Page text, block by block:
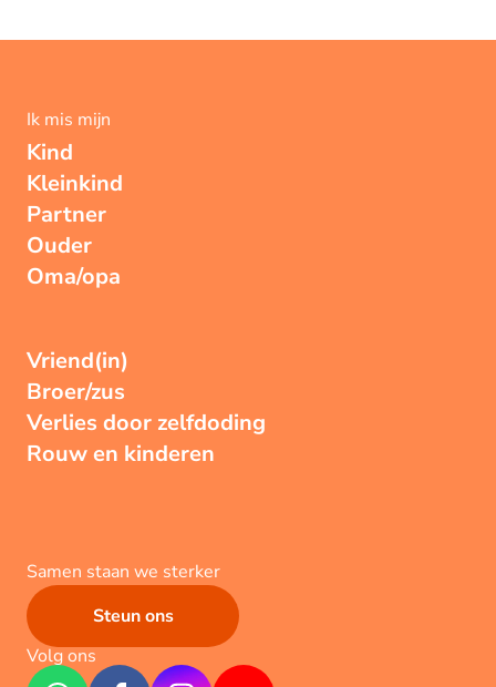
Ik mis mijn
Kind
Kleinkind
Partner
Ouder
Oma/opa
Vriend(in)
Broer/zus
Verlies door zelfdoding
Rouw en kinderen
Samen staan we sterker
Steun ons
Volg ons